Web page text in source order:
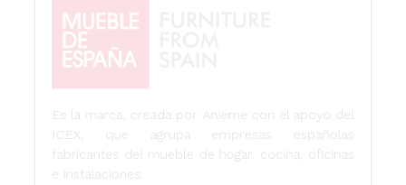
ICEX, que agrupa empresas españolas
fabricantes del mueble de hogar, cocina, oficinas
e instalaciones.